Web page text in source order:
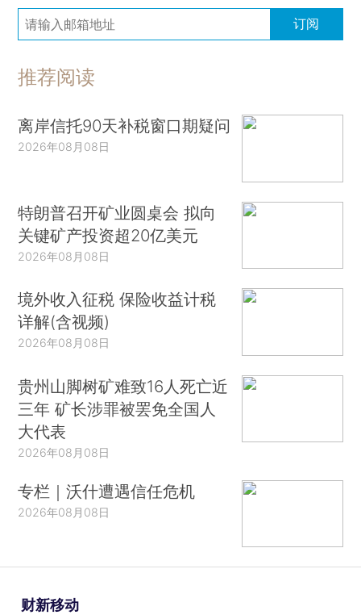
订阅
推荐阅读
离岸信托90天补税窗口期疑问
2026年08月08日
特朗普召开矿业圆桌会 拟向
关键矿产投资超20亿美元
2026年08月08日
境外收入征税 保险收益计税
详解(含视频)
2026年08月08日
贵州山脚树矿难致16人死亡近
三年 矿长涉罪被罢免全国人
大代表
2026年08月08日
专栏｜沃什遭遇信任危机
2026年08月08日
财新移动